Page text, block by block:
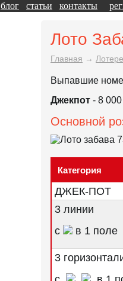
блог статьи контакты
Лото
Главная →
Выпавшие
Джекпот - 8
Основной
Категория
ДЖЕК-ПОТ
3 линии
с
в 1 поле
3